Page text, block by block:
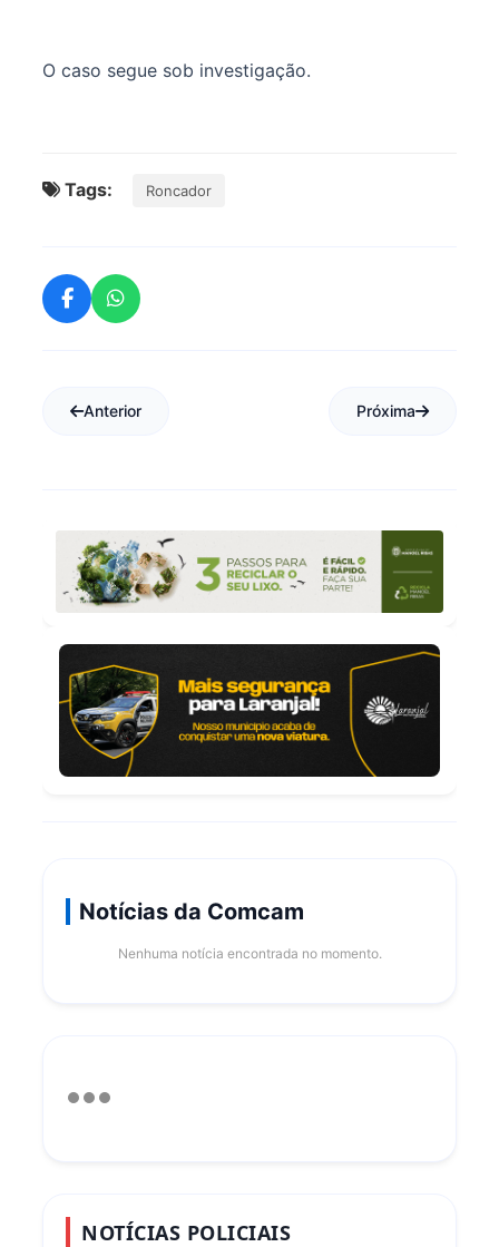
O caso segue sob investigação.
Tags: Roncador
Anterior Próxima
Notícias da Comcam
Nenhuma notícia encontrada no momento.
NOTÍCIAS POLICIAIS